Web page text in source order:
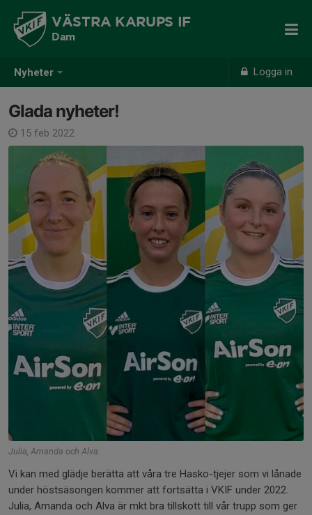
Nyheter Logga in
VÄSTRA KARUPS IF
Dam
Glada nyheter!
15 feb 2022
Julia, Amanda och Alva.
Vi kan med glädje berätta att våra tre Hasko-tjejer som vi lånade
under höstsäsongen kommer att fortsätta i VKIF under 2022.
Julia, Amanda och Alva är mkt bra tillskott till vår trupp som ger